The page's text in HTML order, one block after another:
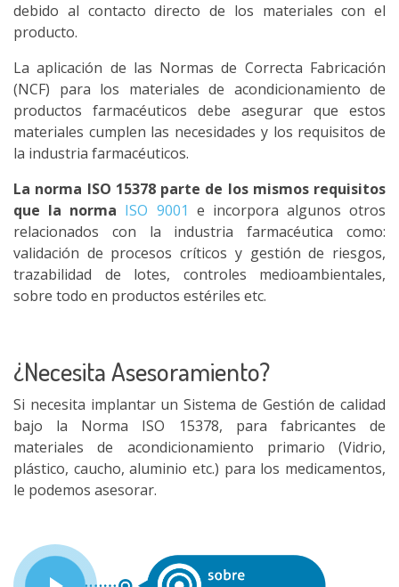
debido al contacto directo de los materiales con el
producto.
La aplicación de las Normas de Correcta Fabricación
(NCF) para los materiales de acondicionamiento de
productos farmacéuticos debe asegurar que estos
materiales cumplen las necesidades y los requisitos de
la industria farmacéuticos.
La norma ISO 15378 parte de los mismos requisitos
que la norma ISO 9001 e incorpora algunos otros
relacionados con la industria farmacéutica como:
validación de procesos críticos y gestión de riesgos,
trazabilidad de lotes, controles medioambientales,
sobre todo en productos estériles etc.
¿Necesita Asesoramiento?
Si necesita implantar un Sistema de Gestión de calidad
bajo la Norma ISO 15378, para fabricantes de
materiales de acondicionamiento primario (Vidrio,
plástico, caucho, aluminio etc.) para los medicamentos,
le podemos asesorar.